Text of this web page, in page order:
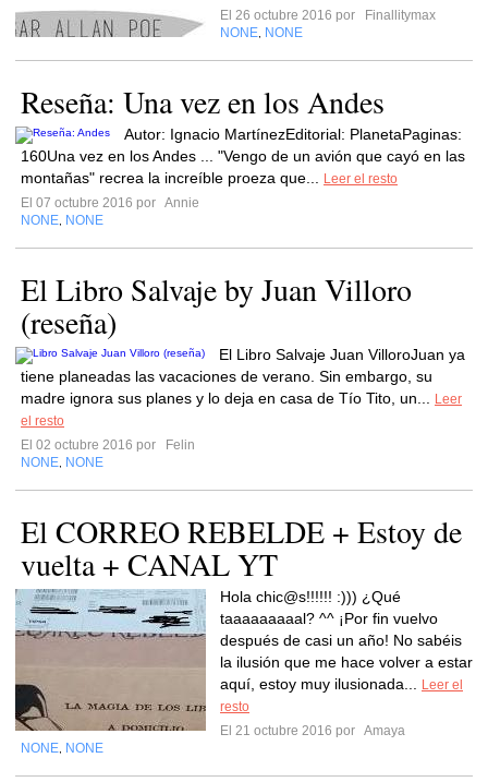
El 26 octubre 2016 por
Finallitymax
NONE NONE
Reseña: Una vez en los Andes
Autor: Ignacio MartínezEditorial: PlanetaPaginas:
160Una vez en los Andes ... "Vengo de un avión que cayó en las
montañas" recrea la increíble proeza que...
Leer el resto
El 07 octubre 2016 por Annie
NONE NONE
El Libro Salvaje by Juan Villoro
(reseña)
El Libro Salvaje Juan VilloroJuan ya
tiene planeadas las vacaciones de verano. Sin embargo, su
madre ignora sus planes y lo deja en casa de Tío Tito, un...
Leer
el resto
El 02 octubre 2016 por
Felin
NONE NONE
El CORREO REBELDE + Estoy de
vuelta + CANAL YT
Hola chic@s!!!!!! :))) ¿Qué
taaaaaaaaal? ^^ ¡Por fin vuelvo
después de casi un año! No sabéis
la ilusión que me hace volver a estar
aquí, estoy muy ilusionada...
Leer el
resto
El 21 octubre 2016 por Amaya
NONE NONE